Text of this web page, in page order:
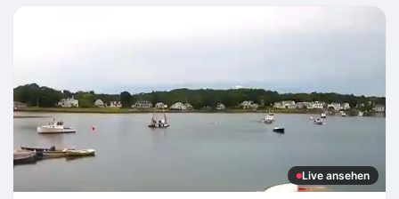
Live ansehen